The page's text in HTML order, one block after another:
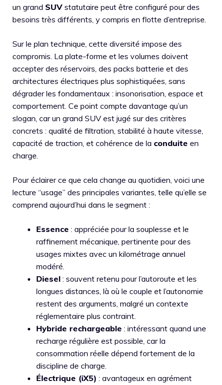
un grand SUV statutaire peut être configuré pour des
besoins très différents, y compris en flotte d’entreprise.
Sur le plan technique, cette diversité impose des
compromis. La plate-forme et les volumes doivent
accepter des réservoirs, des packs batterie et des
architectures électriques plus sophistiquées, sans
dégrader les fondamentaux : insonorisation, espace et
comportement. Ce point compte davantage qu’un
slogan, car un grand SUV est jugé sur des critères
concrets : qualité de filtration, stabilité à haute vitesse,
capacité de traction, et cohérence de la conduite en
charge.
Pour éclairer ce que cela change au quotidien, voici une
lecture “usage” des principales variantes, telle qu’elle se
comprend aujourd’hui dans le segment :
Essence : appréciée pour la souplesse et le
raffinement mécanique, pertinente pour des
usages mixtes avec un kilométrage annuel
modéré.
Diesel : souvent retenu pour l’autoroute et les
longues distances, là où le couple et l’autonomie
restent des arguments, malgré un contexte
réglementaire plus contraint.
Hybride rechargeable : intéressant quand une
recharge régulière est possible, car la
consommation réelle dépend fortement de la
discipline de charge.
Électrique (iX5) : avantageux en agrément